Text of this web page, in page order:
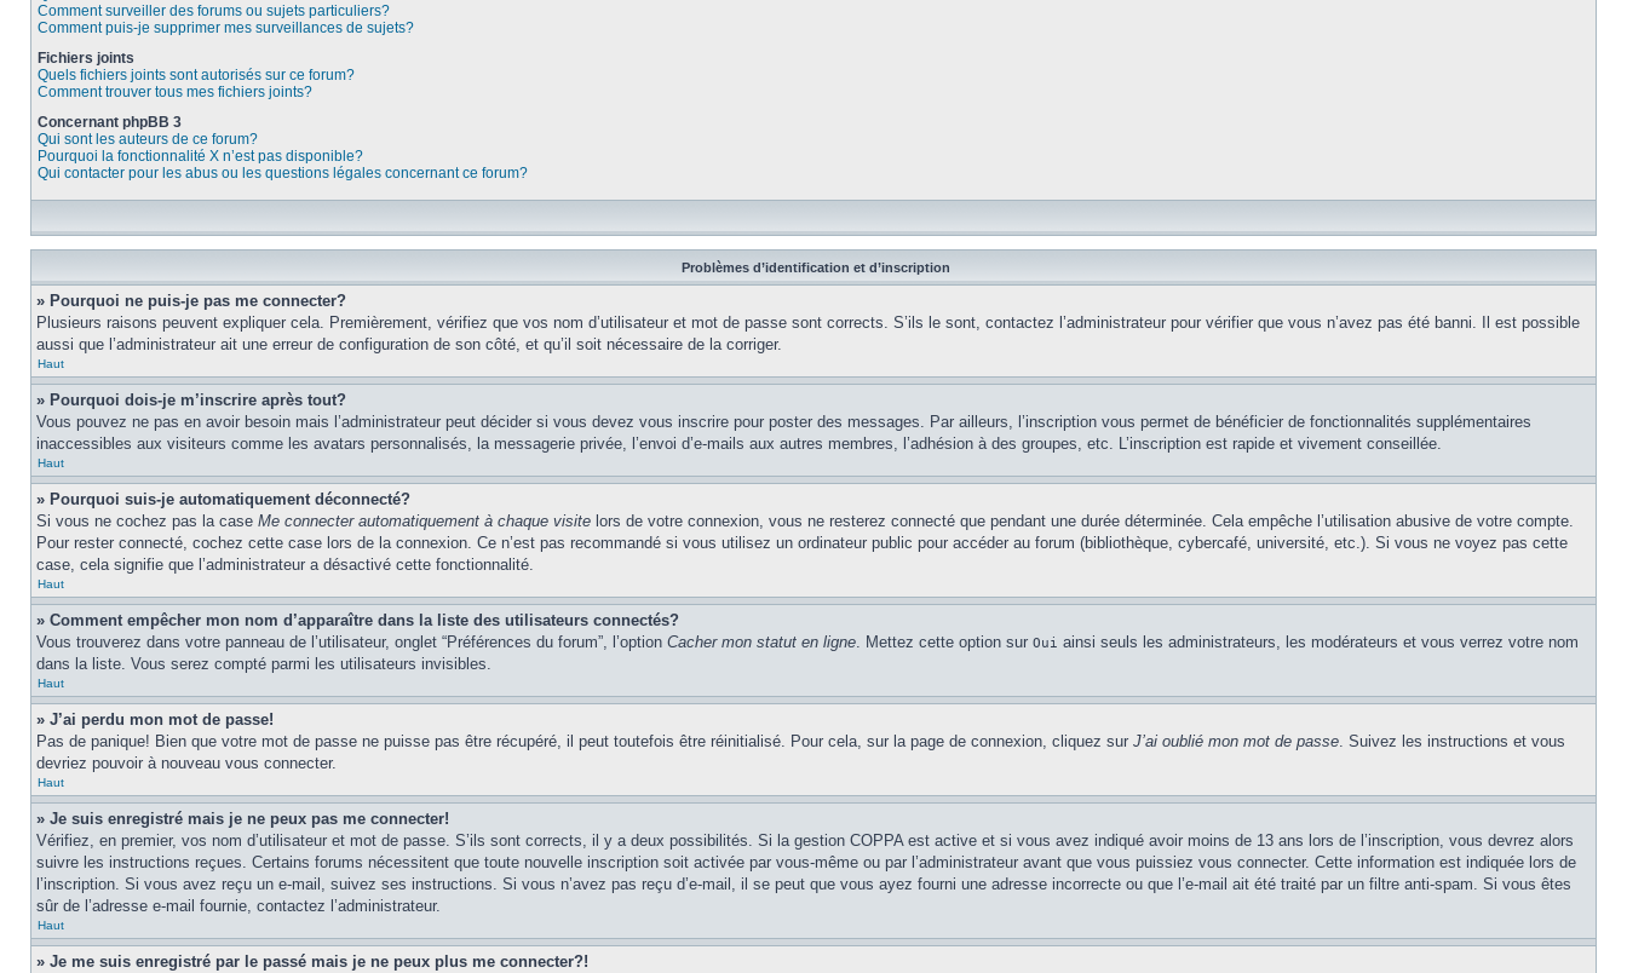
Comment surveiller des forums ou sujets particuliers?
Comment puis-je supprimer mes surveillances de sujets?
Fichiers joints
Quels fichiers joints sont autorisés sur ce forum?
Comment trouver tous mes fichiers joints?
Concernant phpBB 3
Qui sont les auteurs de ce forum?
Pourquoi la fonctionnalité X n’est pas disponible?
Qui contacter pour les abus ou les questions légales concernant ce forum?
Problèmes d’identification et d’inscription
» Pourquoi ne puis-je pas me connecter?
Plusieurs raisons peuvent expliquer cela. Premièrement, vérifiez que vos nom d’utilisateur et mot de passe sont corrects. S’ils le sont, contactez l’administrateur pour vérifier que vous n’avez pas été banni. Il est possible
aussi que l’administrateur ait une erreur de configuration de son côté, et qu’il soit nécessaire de la corriger.
Haut
» Pourquoi dois-je m’inscrire après tout?
Vous pouvez ne pas en avoir besoin mais l’administrateur peut décider si vous devez vous inscrire pour poster des messages. Par ailleurs, l’inscription vous permet de bénéficier de fonctionnalités supplémentaires
inaccessibles aux visiteurs comme les avatars personnalisés, la messagerie privée, l’envoi d’e-mails aux autres membres, l’adhésion à des groupes, etc. L’inscription est rapide et vivement conseillée.
Haut
» Pourquoi suis-je automatiquement déconnecté?
Si vous ne cochez pas la case Me connecter automatiquement à chaque visite lors de votre connexion, vous ne resterez connecté que pendant une durée déterminée. Cela empêche l’utilisation abusive de votre compte.
Pour rester connecté, cochez cette case lors de la connexion. Ce n’est pas recommandé si vous utilisez un ordinateur public pour accéder au forum (bibliothèque, cybercafé, université, etc.). Si vous ne voyez pas cette
case, cela signifie que l’administrateur a désactivé cette fonctionnalité.
Haut
» Comment empêcher mon nom d’apparaître dans la liste des utilisateurs connectés?
Vous trouverez dans votre panneau de l’utilisateur, onglet “Préférences du forum”, l’option Cacher mon statut en ligne. Mettez cette option sur Oui ainsi seuls les administrateurs, les modérateurs et vous verrez votre nom
dans la liste. Vous serez compté parmi les utilisateurs invisibles.
Haut
» J’ai perdu mon mot de passe!
Pas de panique! Bien que votre mot de passe ne puisse pas être récupéré, il peut toutefois être réinitialisé. Pour cela, sur la page de connexion, cliquez sur J’ai oublié mon mot de passe. Suivez les instructions et vous
devriez pouvoir à nouveau vous connecter.
Haut
» Je suis enregistré mais je ne peux pas me connecter!
Vérifiez, en premier, vos nom d’utilisateur et mot de passe. S’ils sont corrects, il y a deux possibilités. Si la gestion COPPA est active et si vous avez indiqué avoir moins de 13 ans lors de l’inscription, vous devrez alors
suivre les instructions reçues. Certains forums nécessitent que toute nouvelle inscription soit activée par vous-même ou par l’administrateur avant que vous puissiez vous connecter. Cette information est indiquée lors de
l’inscription. Si vous avez reçu un e-mail, suivez ses instructions. Si vous n’avez pas reçu d’e-mail, il se peut que vous ayez fourni une adresse incorrecte ou que l’e-mail ait été traité par un filtre anti-spam. Si vous êtes
sûr de l’adresse e-mail fournie, contactez l’administrateur.
Haut
» Je me suis enregistré par le passé mais je ne peux plus me connecter?!